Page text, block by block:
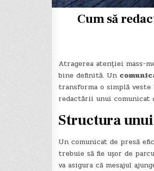
Cum să
Atragerea atenției mass-
bine definită. Un
transforma o simplă
redactării unui comunicat
Structura
Un comunicat de presă
trebuie să fie ușor de
va asigura că mesajul